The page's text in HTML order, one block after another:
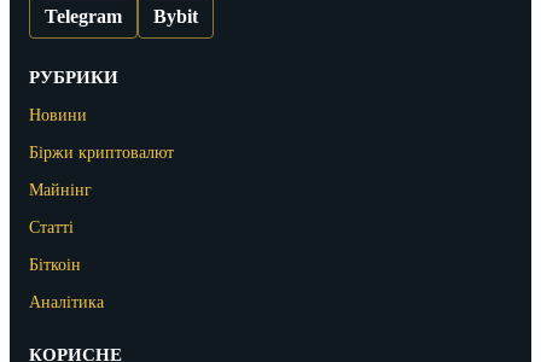
Telegram Bybit
РУБРИКИ
Новини
Біржи криптовалют
Майнінг
Статті
Біткоін
Аналітика
КОРИСНЕ